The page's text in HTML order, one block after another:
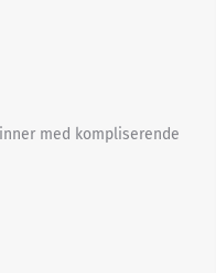
med kompliserende